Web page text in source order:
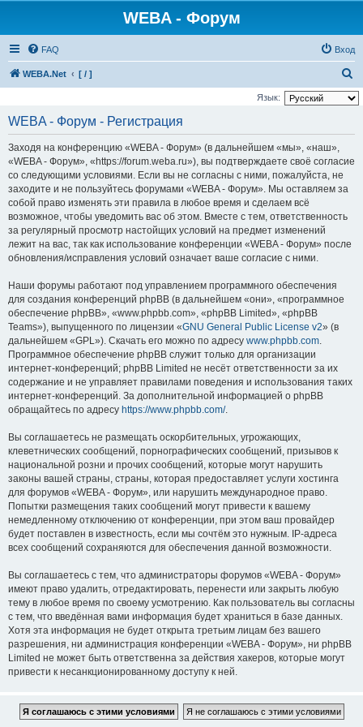
WEBA - Форум
FAQ Вход
WEBA.Net [ / ]
о
Язык:
WEBA - Форум - Регистрация
Заходя на конференцию «WEBA - Форум» (в дальнейшем «мы», «наш»,
«WEBA - Форум», «https://forum.weba.ru»), вы подтверждаете своё согласие
со следующими условиями. Если вы не согласны с ними, пожалуйста, не
заходите и не пользуйтесь форумами «WEBA - Форум». Мы оставляем за
собой право изменять эти правила в любое время и сделаем всё
возможное, чтобы уведомить вас об этом. Вместе с тем, ответственность
за регулярный просмотр настойщих условий на предмет изменений
лежит на вас, так как использование конференции «WEBA - Форум» после
обновления/исправления условий означает ваше согласие с ними.
Наши форумы работают под управлением программного обеспечения
для создания конференций phpBB (в дальнейшем «они», «программное
обеспечение phpBB», «www.phpbb.com», «phpBB Limited», «phpBB
Teams»), выпущенного по лицензии «GNU General Public License v2» (в
дальнейшем «GPL»). Скачать его можно по адресу www.phpbb.com.
Программное обеспечение phpBB служит только для организации
интернет-конференций; phpBB Limited не несёт ответственности за их
содержание и не управляет правилами поведения и использования таких
интернет-конференций. За дополнительной информацией о phpBB
обращайтесь по адресу https://www.phpbb.com/.
Вы соглашаетесь не размещать оскорбительных, угрожающих,
клеветнических сообщений, порнографических сообщений, призывов к
национальной розни и прочих сообщений, которые могут нарушить
законы вашей страны, страны, которая предоставляет услуги хостинга
для форумов «WEBA - Форум», или нарушить международное право.
Попытки размещения таких сообщений могут привести к вашему
немедленному отключению от конференции, при этом ваш провайдер
будет поставлен в известность, если мы сочтём это нужным. IP-адреса
всех сообщений сохраняются для обеспечения данной возможности.
Вы соглашаетесь с тем, что администраторы форумов «WEBA - Форум»
имеют право удалить, отредактировать, перенести или закрыть любую
тему в любое время по своему усмотрению. Как пользователь вы согласны
с тем, что введённая вами информация будет храниться в базе данных.
Хотя эта информация не будет открыта третьим лицам без вашего
разрешения, ни администрация конференции «WEBA - Форум», ни phpBB
Limited не может быть ответственна за действия хакеров, которые могут
привести к несанкционированному доступу к ней.